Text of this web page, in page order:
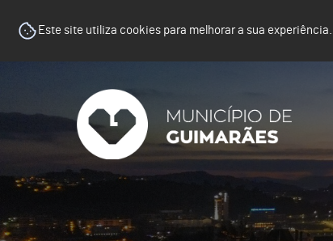
Este site utiliza cookies para melhorar a sua experiência.